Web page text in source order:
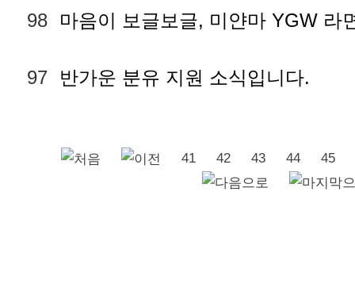
98 마음이 보글보글, 미얀마 YGW 라
97 반가운 분유 지원 소식입니다.
41 42 43 44 45